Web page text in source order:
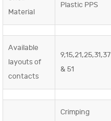
Material
Plastic PPS
Available
layouts of
contacts
9,15,21,25,31,37
& 51
Crimping